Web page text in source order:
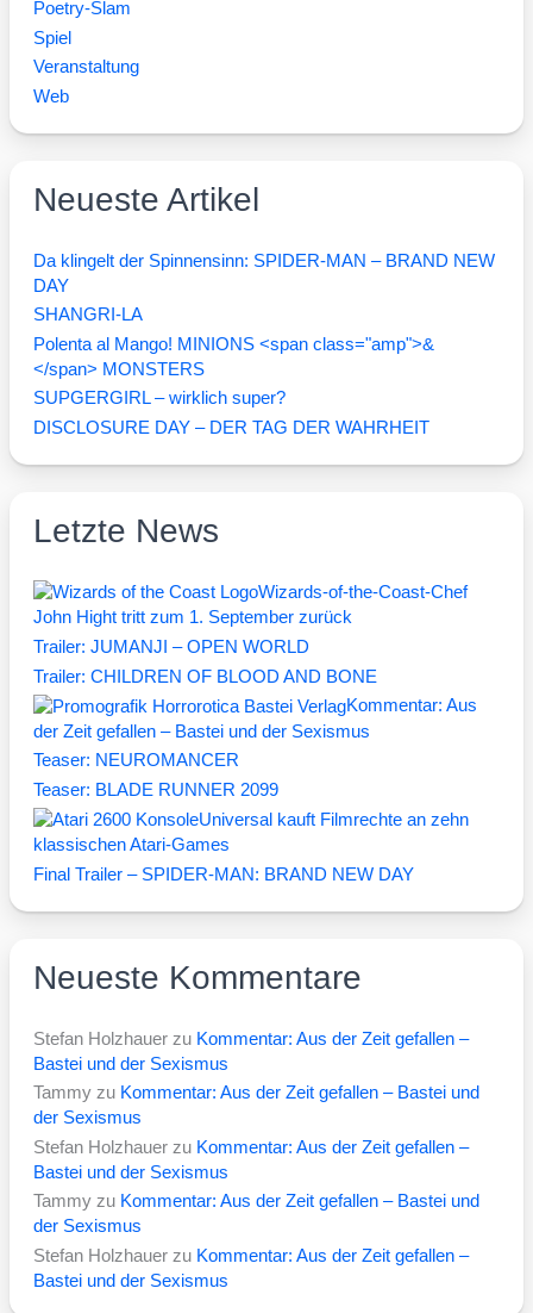
Poetry-Slam
Spiel
Veranstaltung
Web
Neueste Artikel
Da klingelt der Spinnensinn: SPIDER-MAN – BRAND NEW
DAY
SHANGRI-LA
Polenta al Mango! MINIONS <span class="amp">&
</span> MONSTERS
SUPGERGIRL – wirklich super?
DISCLOSURE DAY – DER TAG DER WAHRHEIT
Letzte News
Wizards-of-the-Coast-Chef
John Hight tritt zum 1. September zurück
Trailer: JUMANJI – OPEN WORLD
Trailer: CHILDREN OF BLOOD AND BONE
Kommentar: Aus
der Zeit gefallen – Bastei und der Sexismus
Teaser: NEUROMANCER
Teaser: BLADE RUNNER 2099
Universal kauft Filmrechte an zehn
klassischen Atari-Games
Final Trailer – SPIDER-MAN: BRAND NEW DAY
Neueste Kommentare
Stefan Holzhauer zu Kommentar: Aus der Zeit gefallen –
Bastei und der Sexismus
Tammy zu Kommentar: Aus der Zeit gefallen – Bastei und
der Sexismus
Stefan Holzhauer zu Kommentar: Aus der Zeit gefallen –
Bastei und der Sexismus
Tammy zu Kommentar: Aus der Zeit gefallen – Bastei und
der Sexismus
Stefan Holzhauer zu Kommentar: Aus der Zeit gefallen –
Bastei und der Sexismus